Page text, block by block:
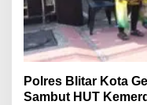
Polres Blitar Kota
Sambut HUT